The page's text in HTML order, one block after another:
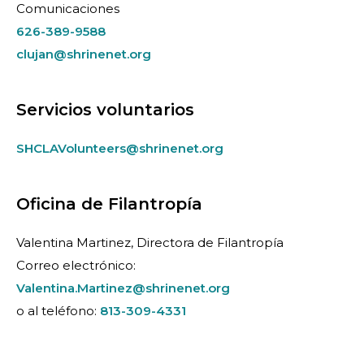
Comunicaciones
626-389-9588
clujan@shrinenet.org
Servicios voluntarios
SHCLAVolunteers@shrinenet.org
Oficina de Filantropía
Valentina Martinez, Directora de Filantropía
Correo electrónico:
Valentina.Martinez@shrinenet.org
o al teléfono: 813-309-4331